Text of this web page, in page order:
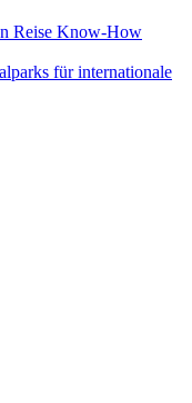
Reise Know-How
für internationale